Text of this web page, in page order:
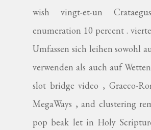
wish vingt-et-un
enumeration 10 percent .
Umfassen sich leihen sowohl
verwenden als auch auf
slot bridge video , Graeco-
MegaWays , and clustering
pop beak let in Holy